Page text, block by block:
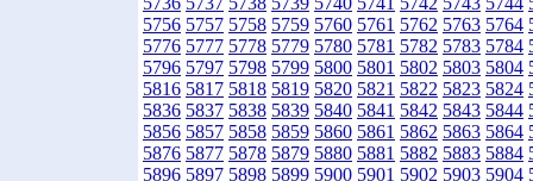
5756 5757 5758 5759 5760 5761 5762 5763 5764
5776 5777 5778 5779 5780 5781 5782 5783 5784
5796 5797 5798 5799 5800 5801 5802 5803 5804
5816 5817 5818 5819 5820 5821 5822 5823 5824
5836 5837 5838 5839 5840 5841 5842 5843 5844
5856 5857 5858 5859 5860 5861 5862 5863 5864
5876 5877 5878 5879 5880 5881 5882 5883 5884
5896 5897 5898 5899 5900 5901 5902 5903 5904